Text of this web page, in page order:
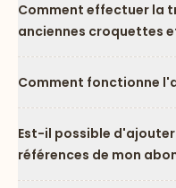
Comment effectuer la
anciennes croquettes
Comment fonctionne
Est-il possible
références de mon